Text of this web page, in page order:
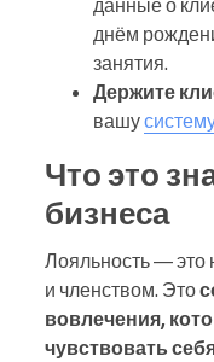
днём
занятия.
Держите
вашу
Что это
бизнеса
Лояльность —
и членством. Это
вовлечения,
чувствовать